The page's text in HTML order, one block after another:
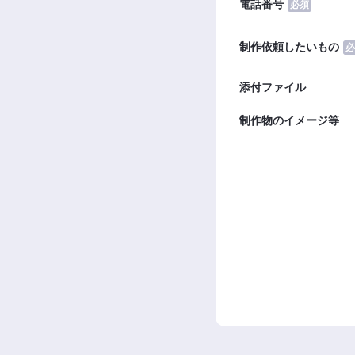
電話番号 必須
制作依頼したいもの
添付ファイル
制作物のイメージ等